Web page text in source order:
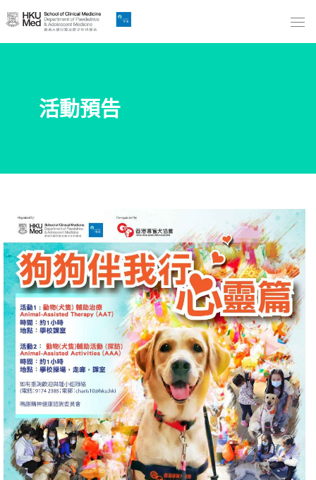
Skip
to
活動預告